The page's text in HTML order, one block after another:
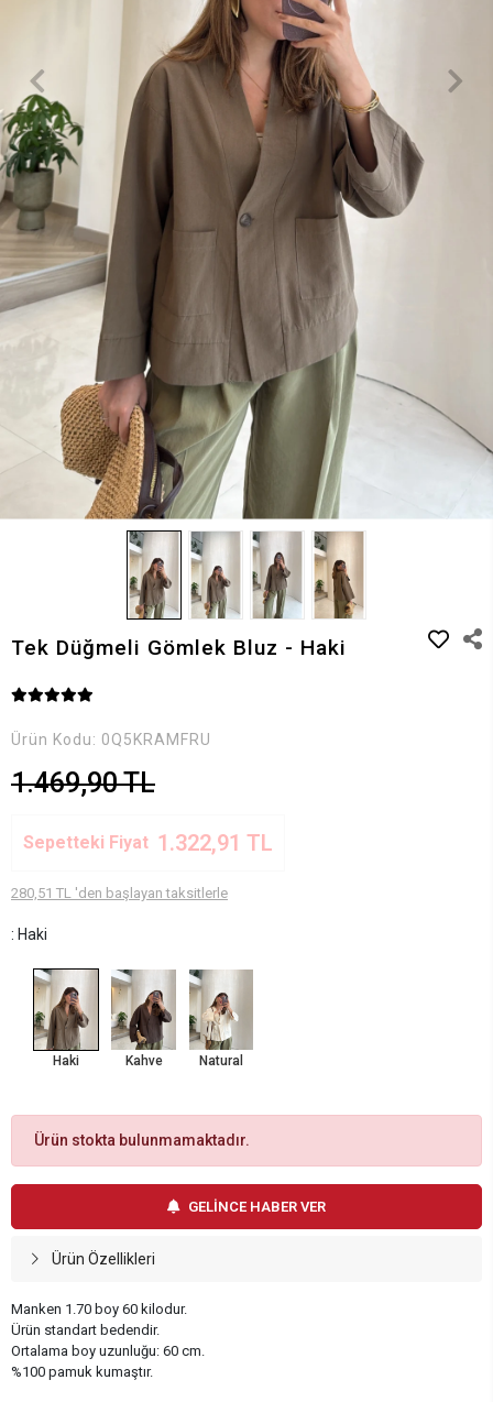
Tek Düğmeli Gömlek Bluz - Haki
Ürün Kodu: 0Q5KRAMFRU
1.469,90 TL
Sepetteki Fiyat 1.322,91 TL
280,51 TL 'den başlayan taksitlerle
: Haki
Haki Kahve Natural
Ürün stokta bulunmamaktadır.
GELİNCE HABER VER
Ürün Özellikleri
Manken 1.70 boy 60 kilodur.
Ürün standart bedendir.
Ortalama boy uzunluğu: 60 cm.
%100 pamuk kumaştır.